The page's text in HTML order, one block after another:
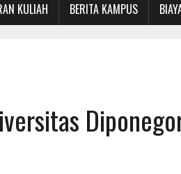
KULIAH BERITA KAMPUS